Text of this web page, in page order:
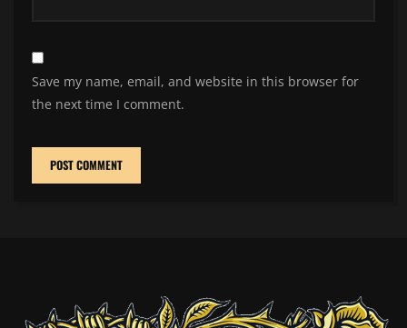
Save my name, email, and website in this browser for
the next time I comment.